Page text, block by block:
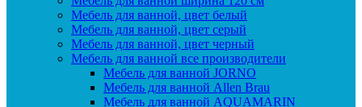
Мебель для ванной, цвет белый
Мебель для ванной, цвет серый
Мебель для ванной, цвет черный
Мебель для ванной все производители
Мебель для ванной JORNO
Мебель для ванной Allen Brau
Мебель для ванной AQUAMARIN